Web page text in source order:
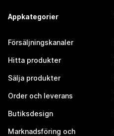
Appkategorier
Försäljningskanaler
Hitta produkter
Sälja produkter
Order och leverans
Butiksdesign
Marknadsföring och